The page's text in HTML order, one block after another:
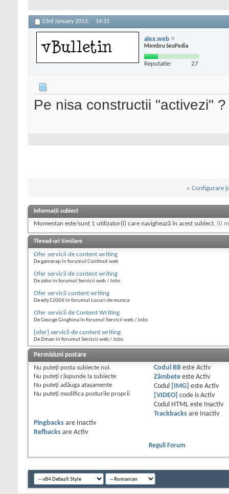
23rd January 2013, 14:31
alex.web
Membru SeoPedia
Reputatie: 27
Pe nisa constructii "activezi" ?
« Configurare
Informații subiect
Momentan este/sunt 1 utilizator(i) care navighează în acest subiect. (0
Thread-uri Similare
Ofer servicii de content writing
De gamerap în forumul Continut web
Ofer servicii de content writing
De zaho în forumul Servicii web / Jobs
Ofer servicii content writing
De edy12006 în forumul Locuri de munca
Ofer servicii de Content Writing
De George Ginghina în forumul Servicii web / Jobs
[ofer] servicii de content writing
De Dman în forumul Servicii web / Jobs
Permisiuni postare
Nu puteţi posta subiecte noi.
Nu puteţi răspunde la subiecte
Nu puteţi adăuga ataşamente
Nu puteţi modifica posturile proprii
Codul BBeste Activ
Zâmbeteeste Activ
Codul
[IMG] este Activ
[VIDEO] code is Activ
Codul HTML este
Inactiv
Trackbacksare
Inactiv
Pingbacks are
Inactiv
Refbacks are Activ
Reguli Forum